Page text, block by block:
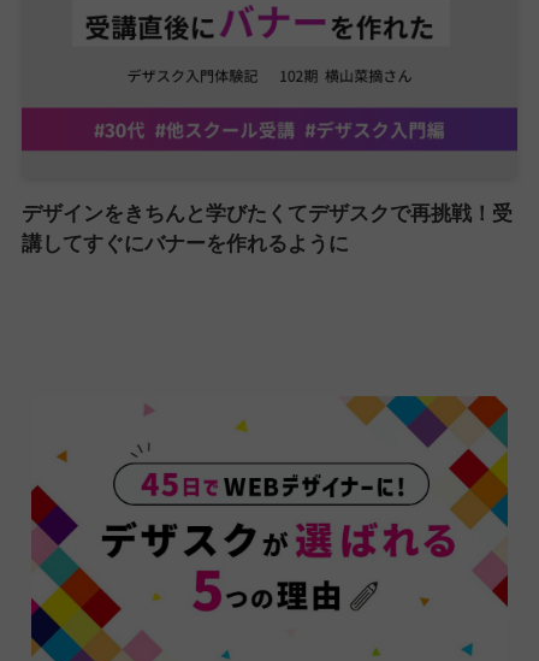
デザインをきちんと学びたくてデザスクで再挑戦！受
講してすぐにバナーを作れるように